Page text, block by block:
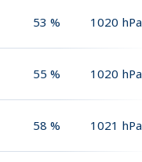
53 % 1020 hPa
55 % 1020 hPa
58 % 1021 hPa